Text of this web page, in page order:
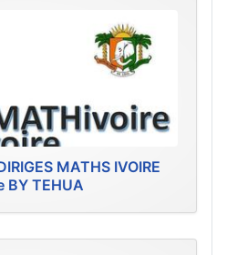
MATHS IVOIRE
BY TEHUA